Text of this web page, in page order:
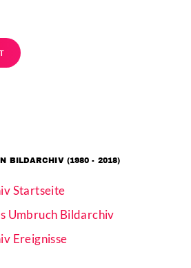
BILDARCHIV (1980 - 2018)
Startseite
Umbruch Bildarchiv
Ereignisse